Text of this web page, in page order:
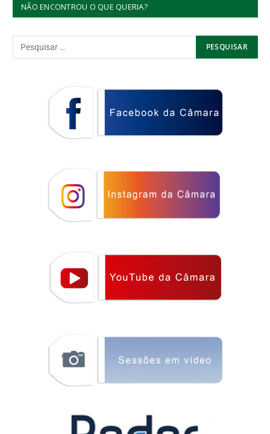
NÃO ENCONTROU O QUE QUERIA?